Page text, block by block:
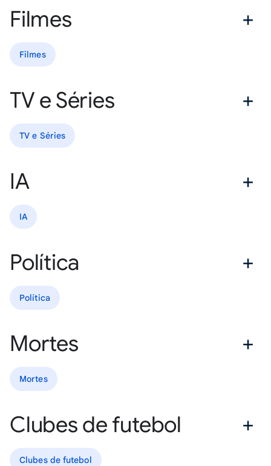
Filmes
Filmes
TV e Séries
TV e Séries
IA
IA
Política
Política
Mortes
Mortes
Clubes de futebol
Clubes de futebol